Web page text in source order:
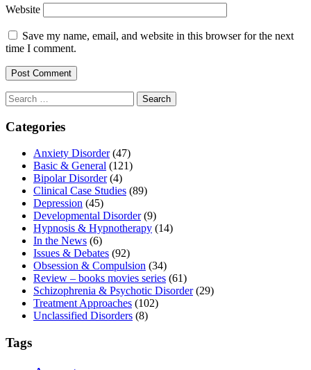
Website
Save my name, email, and website in this browser for the next
time I comment.
Search
for:
Categories
Anxiety Disorder(47)
Basic & General (121)
Bipolar Disorder(4)
Clinical Case Studies (89)
Depression (45)
Developmental Disorder(9)
Hypnosis & Hypnotherapy (14)
In the News (6)
Issues & Debates (92)
Obsession & Compulsion (34)
Review – books movies series (61)
Schizophrenia & Psychotic Disorder(29)
Treatment Approaches (102)
Unclassified Disorders (8)
Tags